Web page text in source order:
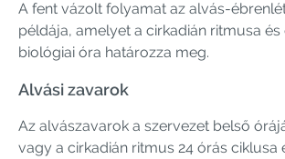
A fent vázolt folyamat az alvás-ébrenlét
példája, amelyet a cirkadián ritmusa
biológiai óra határozza meg.
Alvási zavarok
Az alvászavarok a szervezet belső
vagy a cirkadián ritmus 24 órás ciklusa